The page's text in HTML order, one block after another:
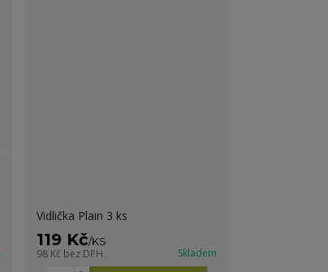
Vidlička Plain 3 ks
119 Kč/KS
98 Kč bez DPH Skladem